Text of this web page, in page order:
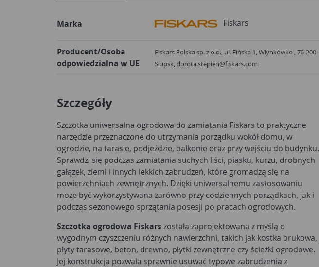
Marka Fiskars
Producent/Osoba
odpowiedzialna w UE
Fiskars Polska sp. z o.o., ul. Fińska 1, Włynkówko , 76-200
Słupsk, dorota.stepien@fiskars.com
Szczegóły
Szczotka uniwersalna ogrodowa do zamiatania Fiskars to praktyczne
narzędzie przeznaczone do utrzymania porządku wokół domu, w
ogrodzie, na tarasie, podjeździe, balkonie oraz przy wejściu do budynku.
Sprawdzi się podczas zamiatania suchych liści, piasku, kurzu, drobnych
gałązek, ziemi i innych lekkich zabrudzeń, które gromadzą się na
powierzchniach zewnętrznych. Dzięki uniwersalnemu zastosowaniu
może być wykorzystywana zarówno przy codziennych porządkach, jak i
podczas sezonowego sprzątania posesji po pracach ogrodowych.
Szczotka ogrodowa Fiskarszostała zaprojektowana z myślą o
wygodnym czyszczeniu różnych nawierzchni, takich jak kostka brukowa,
płyty tarasowe, beton, drewno, płytki zewnętrzne czy ścieżki ogrodowe.
Jej konstrukcja pozwala sprawnie usuwać typowe zabrudzenia z